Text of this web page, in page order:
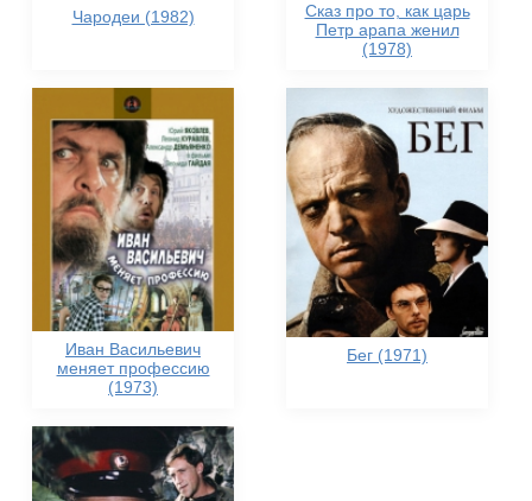
Чародеи (1982)
Сказ про то, как царь
Петр арапа женил
(1978)
Иван Васильевич
меняет профессию
(1973)
Бег (1971)